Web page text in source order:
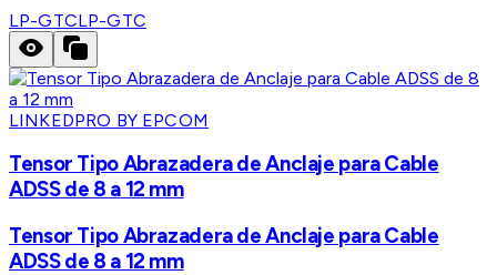
LP-GTCLP-GTC
LINKEDPRO BY EPCOM
Tensor Tipo Abrazadera de Anclaje para Cable
ADSS de 8 a 12 mm
Tensor Tipo Abrazadera de Anclaje para Cable
ADSS de 8 a 12 mm